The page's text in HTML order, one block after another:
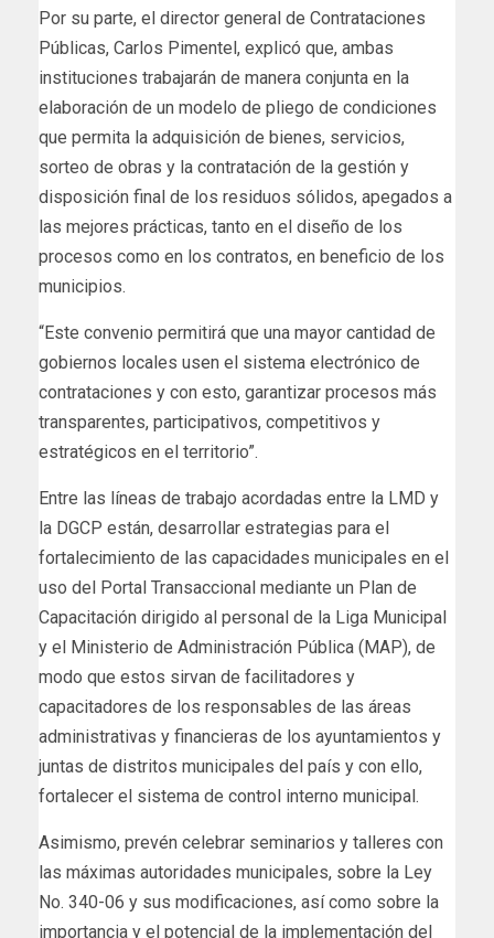
Por su parte, el director general de Contrataciones
Públicas, Carlos Pimentel, explicó que, ambas
instituciones trabajarán de manera conjunta en la
elaboración de un modelo de pliego de condiciones
que permita la adquisición de bienes, servicios,
sorteo de obras y la contratación de la gestión y
disposición final de los residuos sólidos, apegados a
las mejores prácticas, tanto en el diseño de los
procesos como en los contratos, en beneficio de los
municipios.
“Este convenio permitirá que una mayor cantidad de
gobiernos locales usen el sistema electrónico de
contrataciones y con esto, garantizar procesos más
transparentes, participativos, competitivos y
estratégicos en el territorio”.
Entre las líneas de trabajo acordadas entre la LMD y
la DGCP están, desarrollar estrategias para el
fortalecimiento de las capacidades municipales en el
uso del Portal Transaccional mediante un Plan de
Capacitación dirigido al personal de la Liga Municipal
y el Ministerio de Administración Pública (MAP), de
modo que estos sirvan de facilitadores y
capacitadores de los responsables de las áreas
administrativas y financieras de los ayuntamientos y
juntas de distritos municipales del país y con ello,
fortalecer el sistema de control interno municipal.
Asimismo, prevén celebrar seminarios y talleres con
las máximas autoridades municipales, sobre la Ley
No. 340-06 y sus modificaciones, así como sobre la
importancia y el potencial de la implementación del